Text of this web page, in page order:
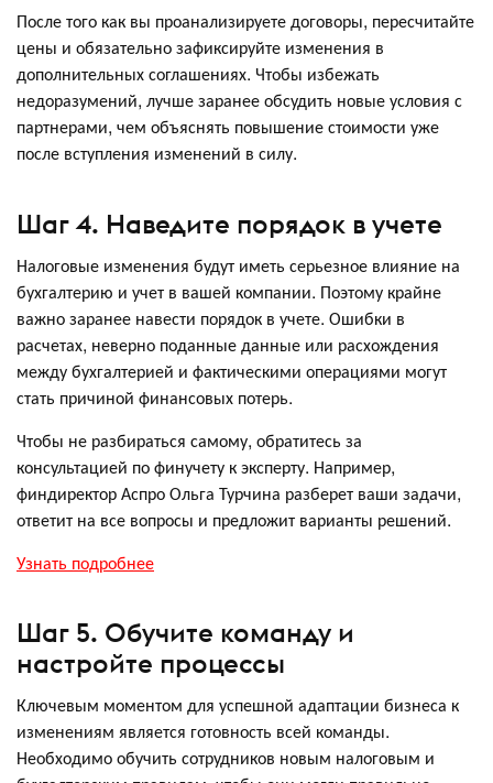
После того как вы проанализируете договоры, пересчитайте
цены и обязательно зафиксируйте изменения в
дополнительных соглашениях. Чтобы избежать
недоразумений, лучше заранее обсудить новые условия с
партнерами, чем объяснять повышение стоимости уже
после вступления изменений в силу.
Шаг 4. Наведите порядок в учете
Налоговые изменения будут иметь серьезное влияние на
бухгалтерию и учет в вашей компании. Поэтому крайне
важно заранее навести порядок в учете. Ошибки в
расчетах, неверно поданные данные или расхождения
между бухгалтерией и фактическими операциями могут
стать причиной финансовых потерь.
Чтобы не разбираться самому, обратитесь за
консультацией по финучету к эксперту. Например,
финдиректор Аспро Ольга Турчина разберет ваши задачи,
ответит на все вопросы и предложит варианты решений.
Узнать подробнее
Шаг 5. Обучите команду и
настройте процессы
Ключевым моментом для успешной адаптации бизнеса к
изменениям является готовность всей команды.
Необходимо обучить сотрудников новым налоговым и